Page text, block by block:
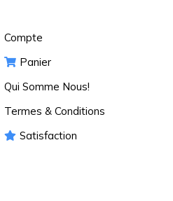
Compte
Panier
Qui Somme Nous!
Termes & Conditions
Satisfaction